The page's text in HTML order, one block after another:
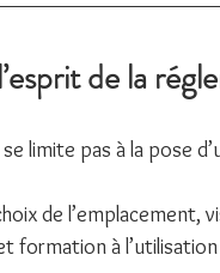
de la
limite pas à la pose
de l’emplacement,
formation à l’utilisation